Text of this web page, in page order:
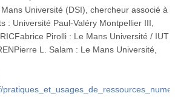
Université (DSI), chercheur associé à
: Université Paul-Valéry Montpellier III,
Pirolli : Le Mans Université / IUT
L. Salam : Le Mans Université,